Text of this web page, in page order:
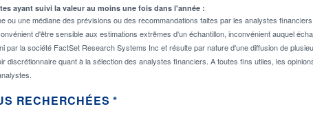
ayant suivi la valeur au moins une fois dans l'année :
ou une médiane des prévisions ou des recommandations faites par les analystes
d'être sensible aux estimations extrêmes d'un échantillon, inconvénient auquel
par la société FactSet Research Systems Inc et résulte par nature d'une diffusion de
discrétionnaire quant à la sélection des analystes financiers. A toutes fins utiles, les
RECHERCHÉES *